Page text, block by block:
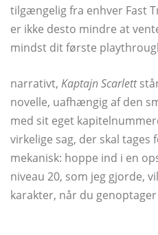
tilgængelig fra enhver Fast
er ikke desto mindre at
mindst dit første
narrativt, Kaptajn Scarlett
novelle, uafhængig af den
med sit eget
virkelige sag, der skal tages
mekanisk: hoppe ind i en
niveau 20, som jeg gjorde,
karakter, når du